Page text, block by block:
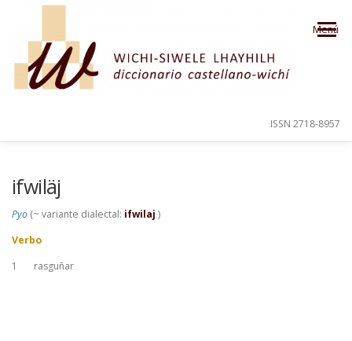
Saltar al contenido
Menú
ISSN 2718-8957
ifwiläj
Pyo (~ variante dialectal: ifwilaj )
Verbo
1
rasguñar